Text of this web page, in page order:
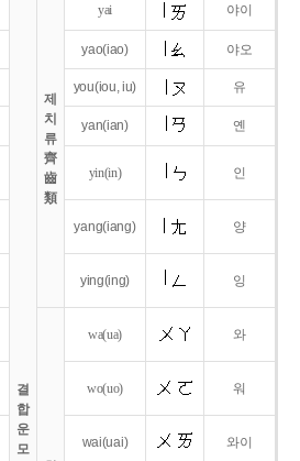
결
합
운
모
제
치
류
齊
齒
類
yai 야이
yao(iao) 야오
you(iou,iu) 유
yan(ian) 옌
yin(in) 인
yang(iang) 양
ying(ing) 잉
wa(ua) 와
wo(uo) 워
wai(uai) 와이